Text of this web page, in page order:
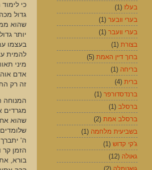
כי
גדול
שהוא
יותר
בעצמו
להמית
מיני
אדם
זה רק
המנוחה
מגרדים
שהוא
ה'
הזמן קר
בורא,
בעלז (1)
בערי וובער (1)
בערי וועבר (1)
בצורת (1)
ברוך דיין האמת (5)
בריחה (1)
ברית (4)
ברנדסדורפר (1)
ברסלב (1)
ברסלב אמת (2)
בשביעית מלחמה (1)
ג'קי קדוש (1)
גאולה (12)